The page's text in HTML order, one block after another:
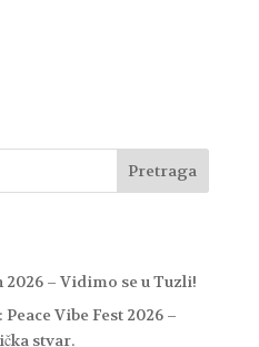
– Vidimo se u Tuzli!
Vibe Fest 2026 –
stvar.